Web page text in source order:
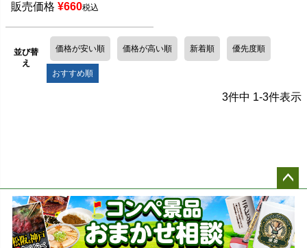
販売価格 ¥660税込
並び替
え
価格が安い順 価格が高い順 新着順 優先度順
おすすめ順
3件中 1-3件表示
ペー
ジト
ップ